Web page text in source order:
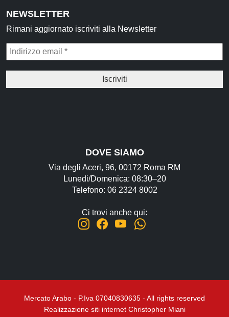
NEWSLETTER
Rimani aggiornato iscriviti alla Newsletter
DOVE SIAMO
Via degli Aceri, 96, 00172 Roma RM
Lunedi/Domenica: 08:30–20
Telefono: 06 2324 8002
Ci trovi anche qui:
Mercato Arabo - P.Iva 07040830635 - All rights reserved
Realizzazione siti internet Christopher Miani